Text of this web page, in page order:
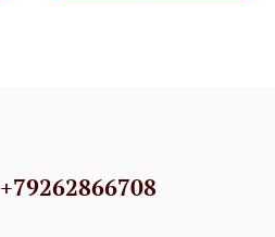
+79262866708